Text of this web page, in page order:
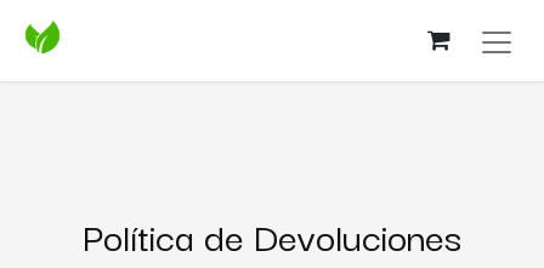
Política de Devoluciones